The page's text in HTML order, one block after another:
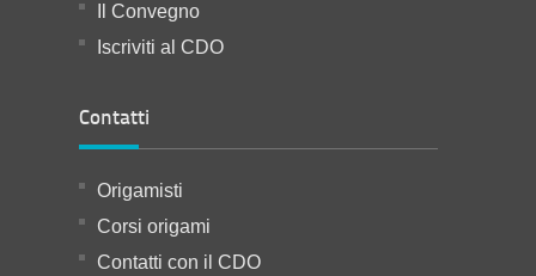
Il Convegno
Iscriviti al CDO
Contatti
Origamisti
Corsi origami
Contatti con il CDO